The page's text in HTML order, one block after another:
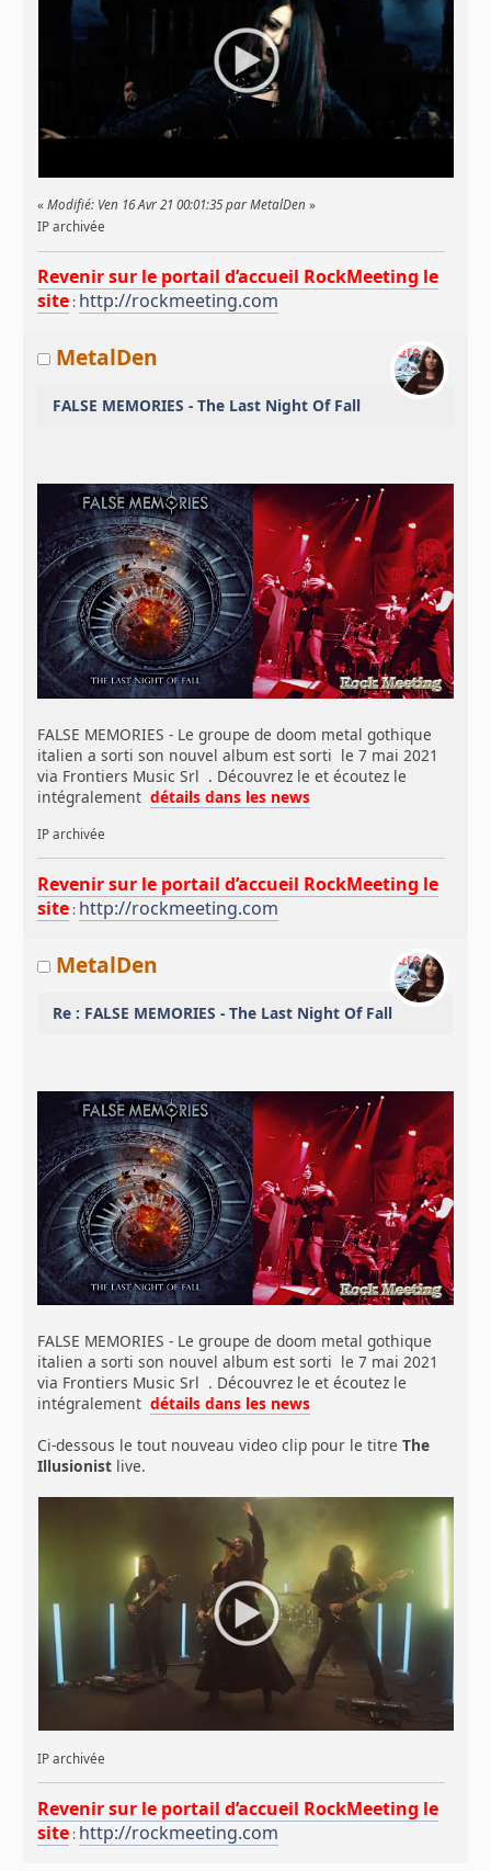
«Modifié: Ven 16 Avr 21 00:01:35 par MetalDen »
IP archivée
Revenir sur le portail d’accueil RockMeeting le
site : http://rockmeeting.com
MetalDen
FALSE MEMORIES - The Last Night Of Fall
FALSE MEMORIES - Le groupe de doom metal gothique
italien a sorti son nouvel album est sorti le 7 mai 2021
via Frontiers Music Srl . Découvrez le et écoutez le
intégralementdétails dans les news
IP archivée
Revenir sur le portail d’accueil RockMeeting le
site : http://rockmeeting.com
MetalDen
Re : FALSE MEMORIES - The Last Night Of Fall
FALSE MEMORIES - Le groupe de doom metal gothique
italien a sorti son nouvel album est sorti le 7 mai 2021
via Frontiers Music Srl . Découvrez le et écoutez le
intégralementdétails dans les news
Ci-dessous le tout nouveau video clip pour le titreThe
Illusionist live.
IP archivée
Revenir sur le portail d’accueil RockMeeting le
site : http://rockmeeting.com